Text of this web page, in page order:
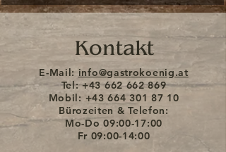
atmungsaktive Sympatex-
Membran sorgt dafür, dass deine
Füße auch bei schlechtem Wetter
warm und trocken bleiben. Für
optimalen Sitz lässt sich der Schuh
dank der Joya Multi-Fit
Innensohle individuell anpassen.
Die Joya Wave Sohlentechnologie
Kontakt
E-Mail: info@gastrokoenig.at
Tel:+43 662 662 869
Mobil: +43 664 301 87 10
Bürozeiten & Telefon:
Mo-Do09:00-17:00
Fr 09:00-14:00